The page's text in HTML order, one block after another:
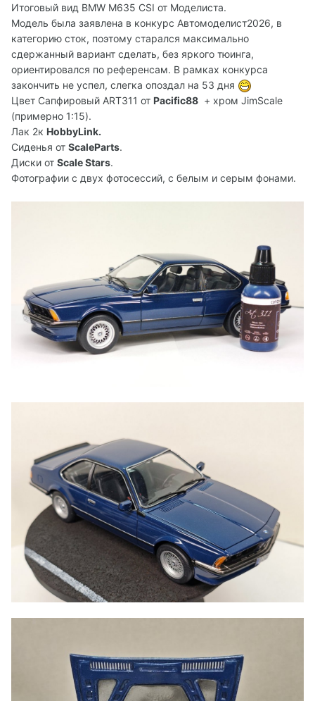
Итоговый вид BMW М635 CSI от Моделиста.
Модель была заявлена в конкурс Автомоделист2026, в
категорию сток, поэтому старался максимально
сдержанный вариант сделать, без яркого тюинга,
ориентировался по референсам. В рамках конкурса
закончить не успел, слегка опоздал на 53 дня
Цвет Сапфировый ART311 от Pacific88 + хром JimScale
(примерно 1:15).
Лак 2к HobbyLink.
Сиденья от ScaleParts.
Диски от Scale Stars.
Фотографии с двух фотосессий, с белым и серым фонами.